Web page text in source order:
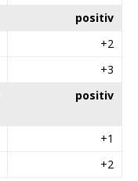
positiv
+2
+3
positiv
+1
+2